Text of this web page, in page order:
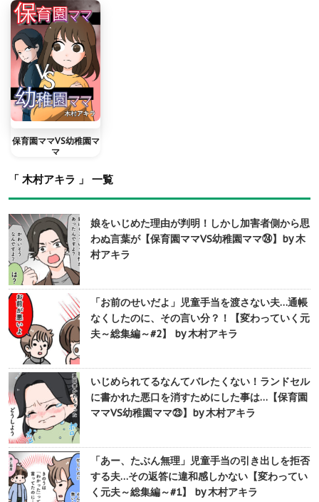
保育園ママVS幼稚園マ
マ
「 木村アキラ 」 一覧
娘をいじめた理由が判明！しかし加害者側から思
わぬ言葉が【保育園ママVS幼稚園ママ㉔】by 木
村アキラ
「お前のせいだよ」児童手当を渡さない夫…通帳
なくしたのに、その言い分？！【変わっていく元
夫～総集編～#2】 by 木村アキラ
いじめられてるなんてバレたくない！ランドセル
に書かれた悪口を消すためにした事は…【保育園
ママVS幼稚園ママ㉓】by 木村アキラ
「あー、たぶん無理」児童手当の引き出しを拒否
する夫…その返答に違和感しかない【変わってい
く元夫～総集編～#1】 by 木村アキラ